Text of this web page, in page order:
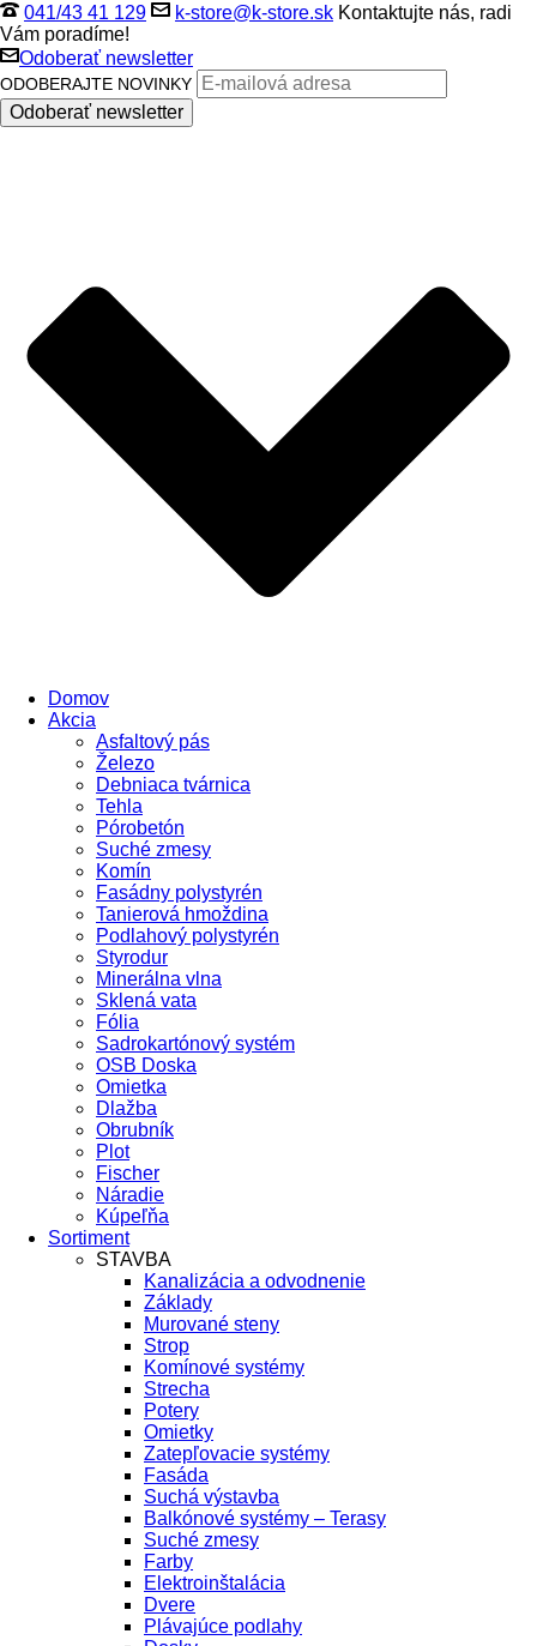
041/43 41 129 k-store@k-store.sk Kontaktujte nás, radi
Vám poradíme!
Odoberať newsletter
ODOBERAJTE NOVINKY
Domov
Akcia
Asfaltový pás
Železo
Debniaca tvárnica
Tehla
Pórobetón
Suché zmesy
Komín
Fasádny polystyrén
Tanierová hmoždina
Podlahový polystyrén
Styrodur
Minerálna vlna
Sklená vata
Fólia
Sadrokartónový systém
OSB Doska
Omietka
Dlažba
Obrubník
Plot
Fischer
Náradie
Kúpeľňa
Sortiment
STAVBA
Kanalizácia a odvodnenie
Základy
Murované steny
Strop
Komínové systémy
Strecha
Potery
Omietky
Zatepľovacie systémy
Fasáda
Suchá výstavba
Balkónové systémy – Terasy
Suché zmesy
Farby
Elektroinštalácia
Dvere
Plávajúce podlahy